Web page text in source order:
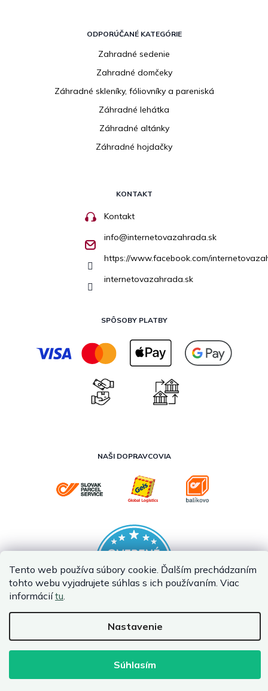
Tento web používa súbory cookie. Ďalším prechádzaním
tohto webu vyjadrujete súhlas s ich používaním. Viac
informáciítu.
Nastavenie
Súhlasím
ODPORÚČANÉ KATEGÓRIE
Zahradné sedenie
Zahradné domčeky
Záhradné skleníky, fóliovníky a pareniská
Záhradné lehátka
Záhradné altánky
Záhradné hojdačky
KONTAKT
Kontakt
info@internetovazahrada.sk
https://www.facebook.com/
internetovazahrada.sk
SPÔSOBY PLATBY
NAŠI DOPRAVCOVIA
Vytvoril Shoptet Premium